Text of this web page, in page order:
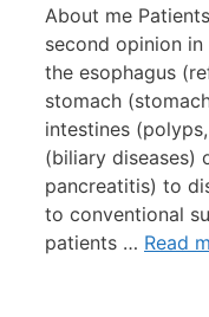
About me
second opinion
the esophagus
stomach
intestines
(biliary diseases)
pancreatitis) to
to conventional
patients … Read